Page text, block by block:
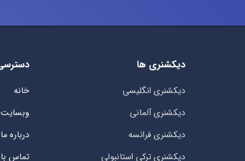
دیکشنری ها
دیکشنری انگلیسی
دیکشنری آلمانی
دیکشنری فرانسه
دیکشنری ترکی استانبولی
خانه
درباره ما
تماس با